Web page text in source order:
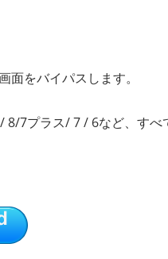
をバイパスします。
8/7プラス/ 7 / 6など、すべ